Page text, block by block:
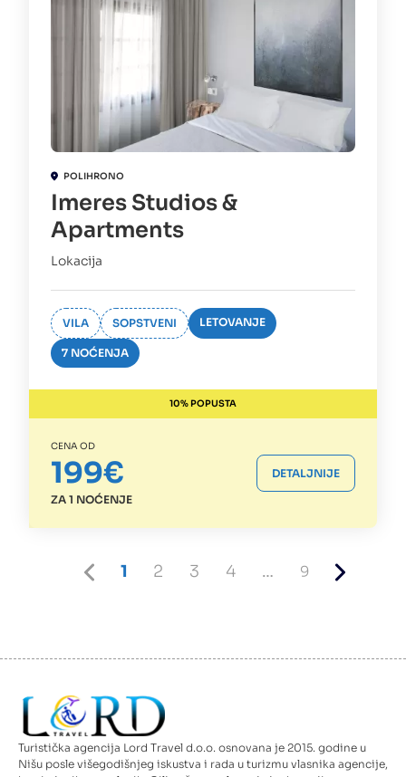
POLIHRONO
Imeres Studios &
Apartments
Lokacija
VILA SOPSTVENI LETOVANJE
7 NOĆENJA
10% POPUSTA
CENA OD
199€
ZA 1 NOĆENJE
DETALJNIJE
Previous
Current
1 Page
2 Page
3 Page
4 … 9
9
Turistička agencija Lord Travel d.o.o. osnovana je 2015. godine u
Nišu posle višegodišnjeg iskustva i rada u turizmu vlasnika agencije,